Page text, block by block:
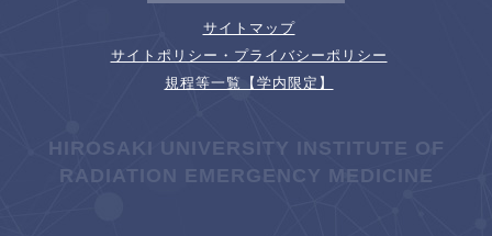
サイトマップ
サイトポリシー・プライバシーポリシー
規程等一覧【学内限定】
HIROSAKI UNIVERSITY INSTITUTE OF
RADIATION EMERGENCY MEDICINE